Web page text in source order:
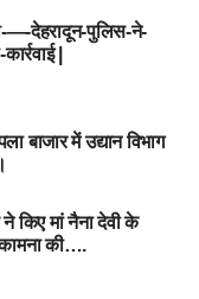
—-देहरादून-पुलिस-ने-
|
बाजार में उद्यान विभाग
किए मां नैना देवी के
की….